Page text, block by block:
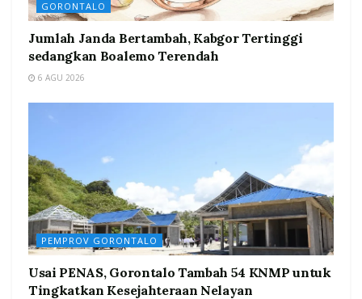
GORONTALO
Jumlah Janda Bertambah, Kabgor Tertinggi
sedangkan Boalemo Terendah
6 AGU 2026
PEMPROV GORONTALO
Usai PENAS, Gorontalo Tambah 54 KNMP untuk
Tingkatkan Kesejahteraan Nelayan